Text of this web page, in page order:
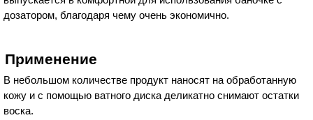
дозатором, благодаря чему очень экономично.
Применение
В небольшом количестве продукт наносят на обработанную
кожу и с помощью ватного диска деликатно снимают остатки
воска.